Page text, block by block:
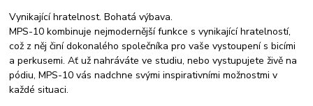
Vynikající hratelnost. Bohatá výbava.
MPS-10 kombinuje nejmodernější funkce s vynikající hratelností,
což z něj činí dokonalého společníka pro vaše vystoupení s bicími
a perkusemi. Ať už nahráváte ve studiu, nebo vystupujete živě na
pódiu, MPS-10 vás nadchne svými inspirativními možnostmi v
každé situaci.